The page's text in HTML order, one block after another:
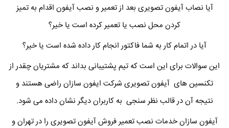
آیا نصاب آیفون تصویری بعد از تعمیر و نصب آیفون اقدام به تمیز
کردن محل نصب یا تعمیر کرده است یا خیر؟
آیا در اتمام کار به شما فاکتور انجام کار داده شده است یا خیر؟
این سوالات برای این است که تیم پشتیبانی بداند که مشتریان چقدر از
تکنسین های آیفون تصویری شرکت ایفون سازان راضی هستند و
نتیجه آن در قالب نظر سنجی به کاربران دیگر نشان داده می شود.
آیفون سازان خدمات نصب تعمیر فروش آیفون تصویری را در تهران و